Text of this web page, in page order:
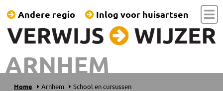
ARNHEM
Andere regio Inlog voor huisartsen
Home Arnhem School en cursussen